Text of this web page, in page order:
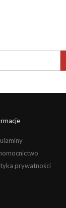
prywatności